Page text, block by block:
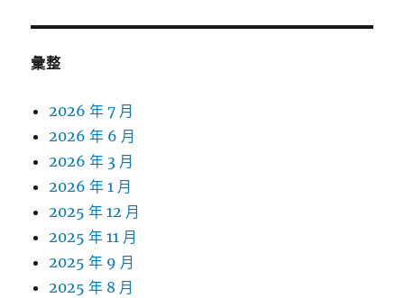
彙整
2026 年 7 月
2026 年 6 月
2026 年 3 月
2026 年 1 月
2025 年 12 月
2025 年 11 月
2025 年 9 月
2025 年 8 月